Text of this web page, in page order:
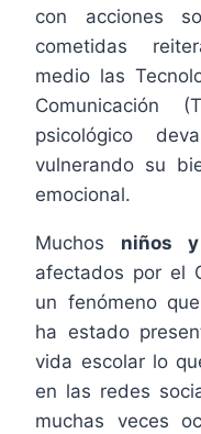
con acciones
cometidas
medio las
Comunicación
psicológico
vulnerando su
emocional.
Muchos niños
afectados por el
un fenómeno
ha estado
vida escolar lo
en las redes
muchas veces